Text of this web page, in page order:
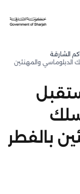
الشارقة
والمهنئين
بالفطر